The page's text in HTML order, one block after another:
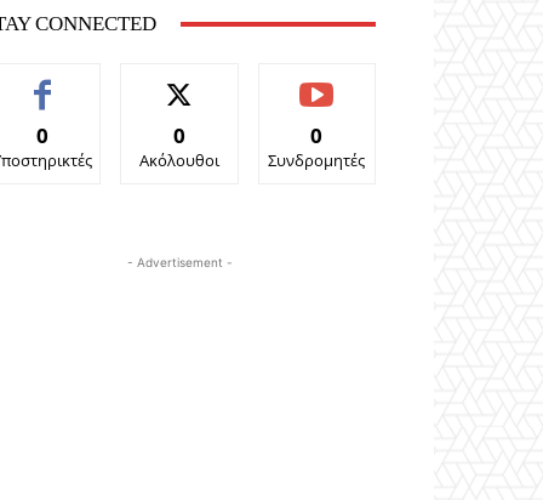
CONNECTED
0 0
Ακόλουθοι
0
Συνδρομητές
- Advertisement -